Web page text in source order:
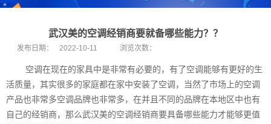
武汉美的空调经销商要就备哪些能力？？
发布日期： 2022-10-11 浏览次数：
空调在现在的家具中是非常有必要的，有了空调能够有更好的生
活质量，其实很多的家庭都在家中安装了空调，当然了市场上的空调
产品也非常多空调品牌也非常多，在并且不同的品牌在本地区中也有
自己的经销商，那么武汉美的空调经销商要具备哪些能力才能够更值